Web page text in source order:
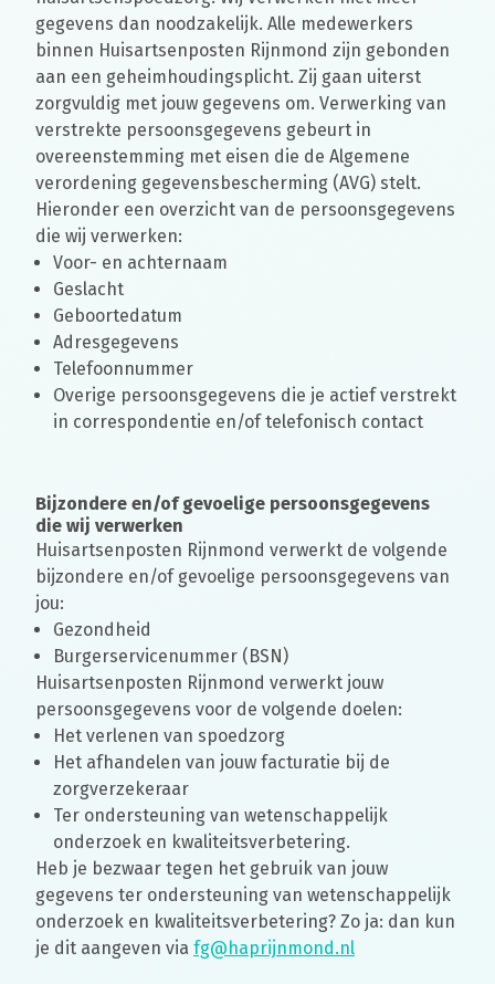
gegevens dan noodzakelijk. Alle medewerkers
binnen Huisartsenposten Rijnmond zijn gebonden
aan een geheimhoudingsplicht. Zij gaan uiterst
zorgvuldig met jouw gegevens om. Verwerking van
verstrekte persoonsgegevens gebeurt in
overeenstemming met eisen die de Algemene
verordening gegevensbescherming (AVG) stelt.
Hieronder een overzicht van de persoonsgegevens
die wij verwerken:
Voor- en achternaam
Geslacht
Geboortedatum
Adresgegevens
Telefoonnummer
Overige persoonsgegevens die je actief verstrekt
in correspondentie en/of telefonisch contact
Bijzondere en/of gevoelige persoonsgegevens
die wij verwerken
Huisartsenposten Rijnmond verwerkt de volgende
bijzondere en/of gevoelige persoonsgegevens van
jou:
Gezondheid
Burgerservicenummer (BSN)
Huisartsenposten Rijnmond verwerkt jouw
persoonsgegevens voor de volgende doelen:
Het verlenen van spoedzorg
Het afhandelen van jouw facturatie bij de
zorgverzekeraar
Ter ondersteuning van wetenschappelijk
onderzoek en kwaliteitsverbetering.
Heb je bezwaar tegen het gebruik van jouw
gegevens ter ondersteuning van wetenschappelijk
onderzoek en kwaliteitsverbetering? Zo ja: dan kun
je dit aangeven via fg@haprijnmond.nl